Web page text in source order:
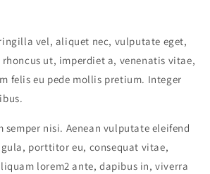
vel, aliquet nec, vulputate eget,
ut, imperdiet a, venenatis vitae,
felis eu pede mollis pretium. Integer
semper nisi. Aenean vulputate eleifend
porttitor eu, consequat vitae,
lorem2 ante, dapibus in, viverra